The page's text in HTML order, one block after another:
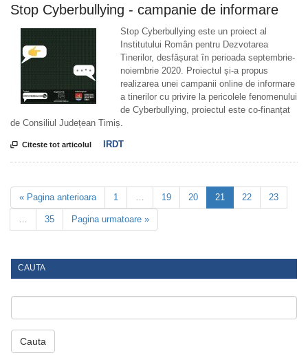
Stop Cyberbullying - campanie de informare
Stop Cyberbullying este un proiect al
Institutului Român pentru Dezvotarea
Tinerilor, desfășurat în perioada septembrie-
noiembrie 2020. Proiectul și-a propus
realizarea unei campanii online de informare
a tinerilor cu privire la pericolele fenomenului
de Cyberbullying, proiectul este co-finanțat
de Consiliul Județean Timiș.
 Citeste tot articolul IRDT
« Pagina anterioara 1 … 19 20 21 22 23
… 35 Pagina urmatoare »
CAUTA
Cauta